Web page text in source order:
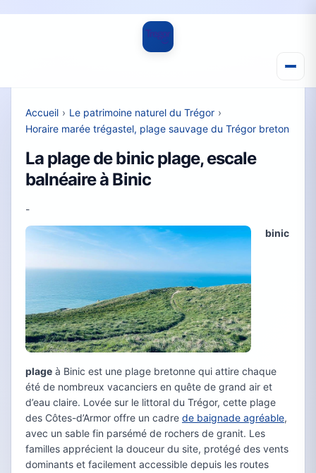
Accueil › Le patrimoine naturel du Trégor ›
Horaire marée trégastel, plage sauvage du Trégor breton
La plage de binic plage, escale
balnéaire à Binic
-
binic
plage à Binic est une plage bretonne qui attire chaque
été de nombreux vacanciers en quête de grand air et
d’eau claire. Lovée sur le littoral du Trégor, cette plage
des Côtes-d’Armor offre un cadre de baignade agréable,
avec un sable fin parsémé de rochers de granit. Les
familles apprécient la douceur du site, protégé des vents
dominants et facilement accessible depuis les routes